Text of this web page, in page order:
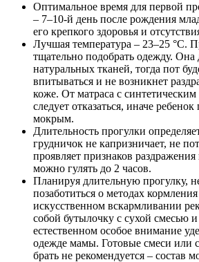
Оптимальное время для первой
– 7–10-й день после рождения
его крепкого здоровья и
Лучшая температура – 23–25 °С.
тщательно подобрать одежду.
натуральных тканей, тогда пот
впитываться и не возникнет
коже. От матраса с
следует отказаться, иначе
мокрым.
Длительность прогулки
грудничок не капризничает, не
проявляет признаков
можно гулять до 2 часов.
Планируя длительную прогулку,
позаботиться о методах
искусственном вскармливании
собой бутылочку с сухой смесью
естественном особое внимание
одежде мамы. Готовые смеси или
брать не рекомендуется – состав